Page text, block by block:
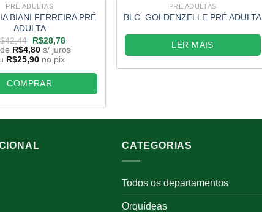
PRÉ ADULTAS
BIANI FERREIRA PRÉ
ADULTA
42,44
O
preço
original
era:
R$42,44.
R$28,78O
preço
atual
é:
R$28,78.
R$4,80 s/ juros
R$25,90 no pix
COMPRAR
PRÉ ADULTAS
BLC. GOLDENZELLE PRÉ ADULTA
LER MAIS
CATEGORIAS
Todos os departamentos
Orquídeas